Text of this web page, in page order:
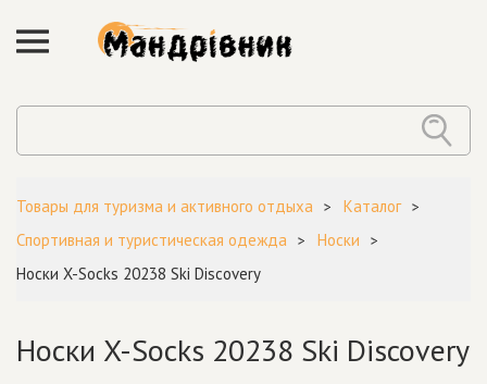
Товары для туризма и активного отдыха
Каталог
Спортивная и туристическая одежда
Носки
Носки X-Socks 20238 Ski Discovery
Носки X-Socks 20238 Ski Discovery